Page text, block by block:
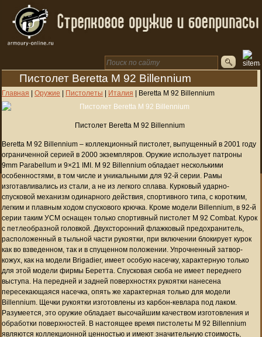
Пистолет Beretta M 92 Billennium
Главная | Оружие | Пистолеты | Италия | Beretta M 92 Billennium
Пистолет Beretta M 92 Billennium
Beretta M 92 Billennium – коллекционный пистолет, выпущенный в 2001 году
ограниченной серией в 2000 экземпляров. Оружие использует патроны
9mm Parabellum и 9×21 IMI. M 92 Billennium обладает несколькими
особенностями, в том числе и уникальными для 92-й серии. Рамы
изготавливались из стали, а не из легкого сплава. Курковый ударно-
спусковой механизм одинарного действия, спортивного типа, с коротким,
легким и плавным ходом спускового крючка. Кроме модели Billennium, в 92-й
серии таким УСМ оснащен только спортивный пистолет M 92 Combat. Курок
с петлеобразной головкой. Двухсторонний флажковый предохранитель,
расположенный в тыльной части рукоятки, при включении блокирует курок
как во взведенном, так и в спущенном положении. Упрочненный затвор-
кожух, как на модели Brigadier, имеет особую насечку, характерную только
для этой модели фирмы Беретта. Спусковая скоба не имеет переднего
выступа. На передней и задней поверхностях рукоятки нанесена
пересекающаяся насечка, опять же характерная только для модели
Billennium. Щечки рукоятки изготовлены из карбон-кевлара под лаком.
Разумеется, это оружие обладает высочайшим качеством изготовления и
обработки поверхностей. В настоящее время пистолеты M 92 Billennium
являются коллекционной ценностью и имеют значительную стоимость,